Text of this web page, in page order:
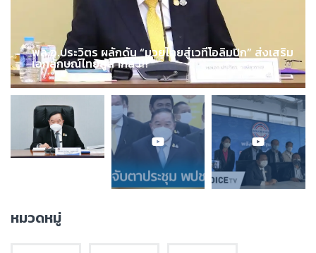
พล.อ.ประวิตร ผลักดัน “มวยไทยสู่เวทีโอลิมปิก” ส่งเสริม
เอกลักษณ์ไทยสู่สากล !!!
หมวดหมู่